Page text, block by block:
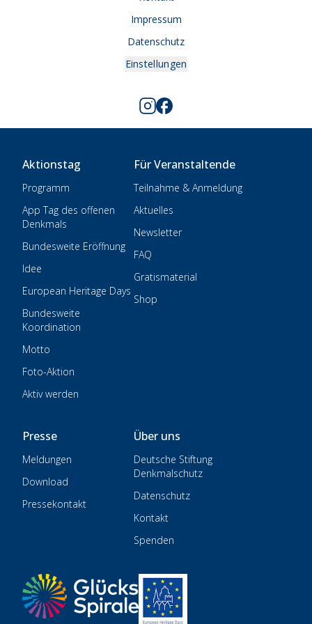
Impressum
Datenschutz
Einstellungen
Aktionstag
Programm
App Tag des offenen
Denkmals
Bundesweite Eröffnung
Idee
European Heritage Days
Bundesweite
Koordination
Motto
Foto-Aktion
Aktiv werden
Für Veranstaltende
Teilnahme & Anmeldung
Aktuelles
Newsletter
FAQ
Gratismaterial
Shop
Presse
Meldungen
Download
Pressekontakt
Über uns
Deutsche Stiftung
Denkmalschutz
Datenschutz
Kontakt
Spenden